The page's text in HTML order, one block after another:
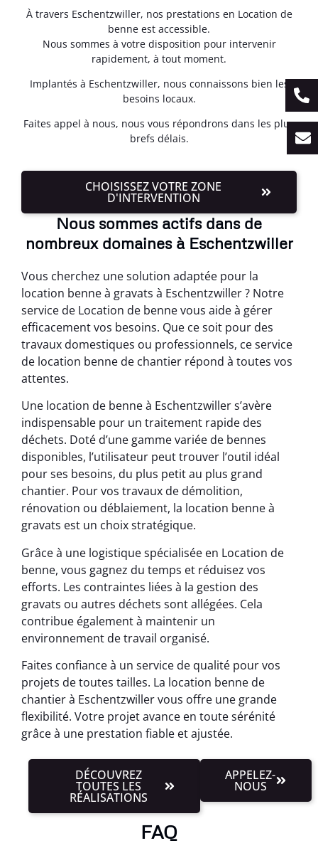
À travers Eschentzwiller, nos prestations en Location de
benne est accessible.
Nous sommes à votre disposition pour intervenir
rapidement, à tout moment.
Implantés à Eschentzwiller, nous connaissons bien les
besoins locaux.
Faites appel à nous, nous vous répondrons dans les plus
brefs délais.
CHOISISSEZ VOTRE ZONE
D'INTERVENTION
Nous sommes actifs dans de
nombreux domaines à Eschentzwiller
Vous cherchez une solution adaptée pour la
location benne à gravats à Eschentzwiller ? Notre
service de Location de benne vous aide à gérer
efficacement vos besoins. Que ce soit pour des
travaux domestiques ou professionnels, ce service
de location benne de chantier répond à toutes vos
attentes.
Une location de benne à Eschentzwiller s’avère
indispensable pour un traitement rapide des
déchets. Doté d’une gamme variée de bennes
disponibles, l’utilisateur peut trouver l’outil idéal
pour ses besoins, du plus petit au plus grand
chantier. Pour vos travaux de démolition,
rénovation ou déblaiement, la location benne à
gravats est un choix stratégique.
Grâce à une logistique spécialisée en Location de
benne, vous gagnez du temps et réduisez vos
efforts. Les contraintes liées à la gestion des
gravats ou autres déchets sont allégées. Cela
contribue également à maintenir un
environnement de travail organisé.
Faites confiance à un service de qualité pour vos
projets de toutes tailles. La location benne de
chantier à Eschentzwiller vous offre une grande
flexibilité. Votre projet avance en toute sérénité
grâce à une prestation fiable et ajustée.
DÉCOUVREZ
TOUTES LES
RÉALISATIONS
APPELEZ-
NOUS
FAQ